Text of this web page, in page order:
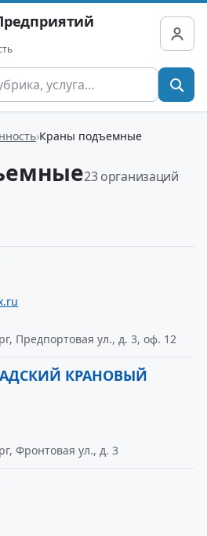
Краны подъемные
23 организаций
Предпортовая ул., д. 3, оф. 12
КРАНОВЫЙ
Фронтовая ул., д. 3